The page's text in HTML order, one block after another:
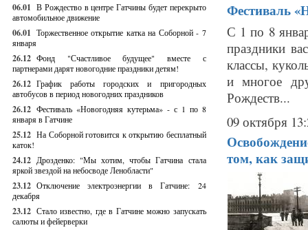
06.01 В Рождество в центре Гатчины будет перекрыто
автомобильное движение
06.01 Торжественное открытие катка на Соборной - 7
января
26.12 Фонд "Счастливое будущее" вместе с
партнерами дарят новогодние праздники детям!
26.12 График работы городских и пригородных
автобусов в период новогодних праздников
26.12 Фестиваль «Новогодняя кутерьма» - с 1 по 8
января в Гатчине
25.12 На Соборной готовится к открытию бесплатный
каток!
24.12 Дрозденко: "Мы хотим, чтобы Гатчина стала
яркой звездой на небосводе Ленобласти"
23.12 Отключение электроэнергии в Гатчине: 24
декабря
23.12 Стало известно, где в Гатчине можно запускать
салюты и фейерверки
Фестиваль
С 1 по 8
праздники
классы,
и многое
Рождеств...
09 октября
том, как